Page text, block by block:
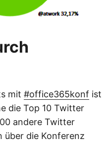
mit #office365konf ist
die Top 10 Twitter
andere Twitter
über die Konferenz